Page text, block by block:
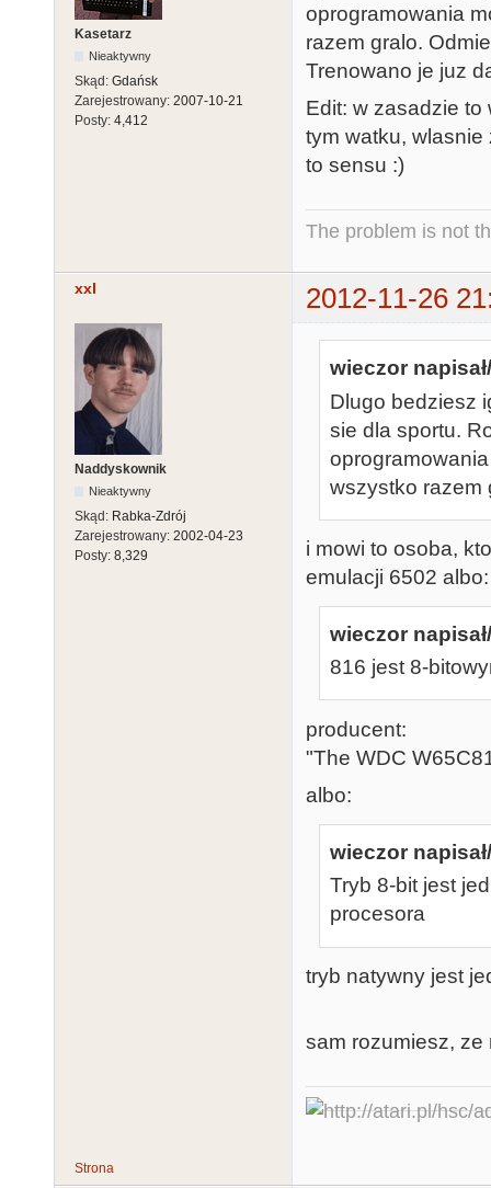
Kasetarz
Nieaktywny
Skąd: Gdańsk
Zarejestrowany: 2007-10-21
Posty: 4,412
oprogramowania
razem gralo.
Trenowano je juz
Edit: w zasadzie to
tym watku,
to sensu :)
The problem is not
xxl 2012-11-26
Naddyskownik
Nieaktywny
Skąd: Rabka-Zdrój
Zarejestrowany: 2002-04-23
Posty: 8,329
wieczor
Dlugo bedziesz
sie dla sportu.
wszystko razem
i mowi to osoba,
emulacji 6502 albo:
wieczor
816 jest 8-
producent:
"The WDC
albo:
wieczor
Tryb 8-bit jest
procesora
tryb natywny jest
sam rozumiesz, ze
Strona